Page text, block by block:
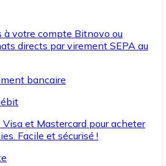
à votre compte Bitnovo ou
directs par virement SEPA au
bancaire
et Mastercard pour acheter
Facile et sécurisé !